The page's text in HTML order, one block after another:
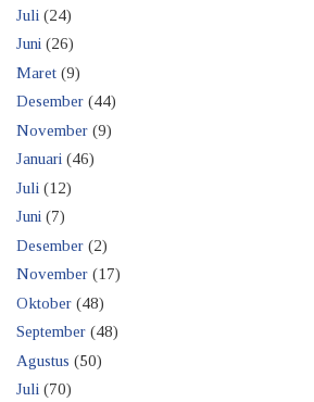
Juli (24)
Juni (26)
Maret (9)
Desember (44)
November (9)
Januari (46)
Juli (12)
Juni (7)
Desember (2)
November (17)
Oktober (48)
September (48)
Agustus (50)
Juli (70)